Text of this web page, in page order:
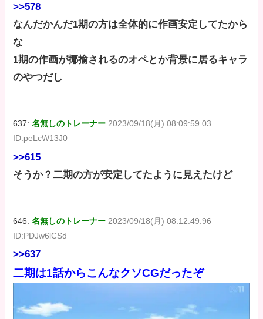
>>578
なんだかんだ1期の方は全体的に作画安定してたから
な
1期の作画が揶揄されるのオペとか背景に居るキャラ
のやつだし
637:名無しのトレーナー 2023/09/18(月) 08:09:59.03
ID:peLcW13J0
>>615
そうか？二期の方が安定してたように見えたけど
646:名無しのトレーナー 2023/09/18(月) 08:12:49.96
ID:PDJw6lCSd
>>637
二期は1話からこんなクソCGだったぞ